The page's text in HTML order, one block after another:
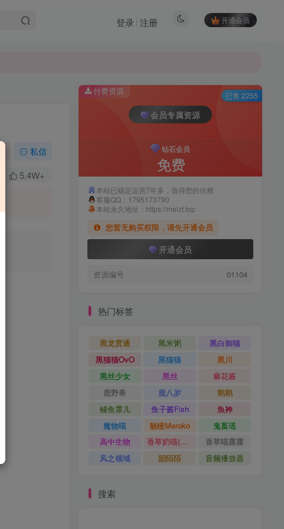
开通会员
登录 注册
私信
5.4W+
付费资源
会员专属资源
钻石会员
免费
本站已稳定运营7年多，值得您的信赖
客服QQ：1795173790
本站永久地址：https://meizt.top
您暂无购买权限，请先开通会员
开通会员
资源编号 01104
已售 2255
热门标签
黑龙贯通 黑米粥
黑白御猫
黑猫猫OvO
黑猫猫
黑川
黑丝少女
黑丝
麻花酱
鹿野希
鹿八岁
鹅鹅
鳗鱼霏儿
鱼子酱Fish
魚神
魔物喵
魅瞳Meroko
鬼畜瑶
高中生物
香草奶喵(筱田甜)
香草喵露露
风之领域
韶陌陌 音频播放器
搜索